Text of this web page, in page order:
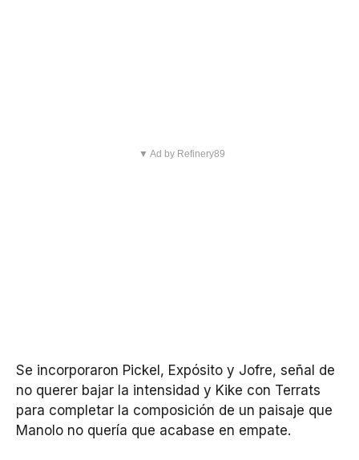
▼ Ad by Refinery89
Se incorporaron Pickel, Expósito y Jofre, señal de
no querer bajar la intensidad y Kike con Terrats
para completar la composición de un paisaje que
Manolo no quería que acabase en empate.